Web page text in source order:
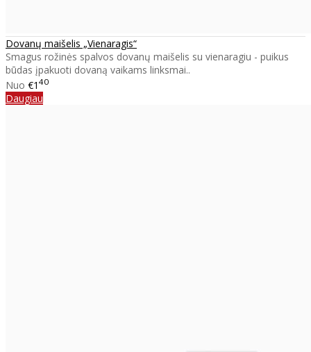
Dovanų maišelis „Vienaragis“
Smagus rožinės spalvos dovanų maišelis su vienaragiu - puikus
būdas įpakuoti dovaną vaikams linksmai..
Nuo €1 40
Daugiau